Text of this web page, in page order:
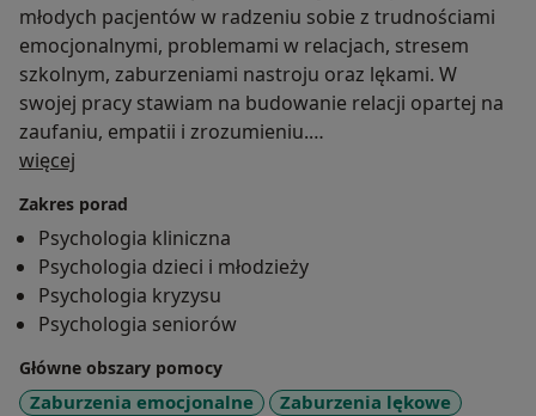
młodych pacjentów w radzeniu sobie z trudnościami
emocjonalnymi, problemami w relacjach, stresem
szkolnym, zaburzeniami nastroju oraz lękami. W
swojej pracy stawiam na budowanie relacji opartej na
zaufaniu, empatii i zrozumieniu.
potrzeby swoich dzieci i wspólnie poszukiwać
najlepszych rozwiązań. Podczas pracy dostosowuję
metody do wieku i indywidualnych potrzeb dziecka.
Regularnie poszerzam swoją wiedzę i kompetencje,
uczestnicząc w szkoleniach i konferencjach
dotyczących zdrowia psychicznego dzieci i młodzieży.
więcej
Zakres porad
Psychologia kliniczna
Psychologia dzieci i młodzieży
Psychologia kryzysu
Psychologia seniorów
Główne obszary pomocy
Zaburzenia emocjonalne
Zaburzenia lękowe